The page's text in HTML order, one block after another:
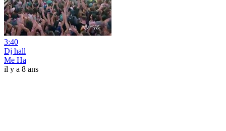
3:40
Dj hall
Me Ha
il y a 8 ans